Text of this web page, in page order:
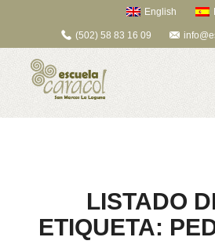
English
(502) 58 83 16 09
LISTADO
ETIQUETA: